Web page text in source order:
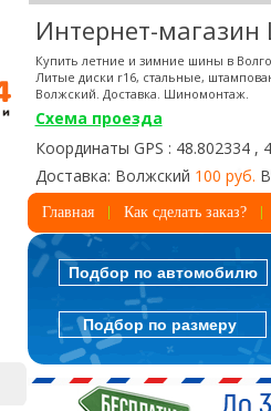
Интернет-
Купить летние и зимние шины в
Литые диски r16, стальные,
Волжский. Доставка. Шиномонтаж.
Схема проезда
Координаты GPS : 48.802334 ,
Доставка: Волжский 100 руб.
Главная Как сделать заказ?
Подбор по автомобилю
Подбор по размеру